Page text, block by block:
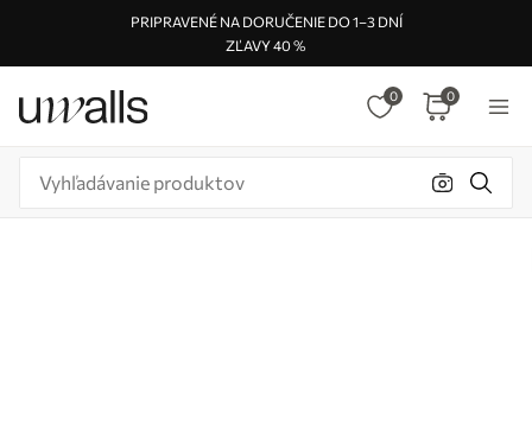
PRIPRAVENÉ NA DORUČENIE DO 1–3 DNÍ
ZĽAVY 40 %
0 0